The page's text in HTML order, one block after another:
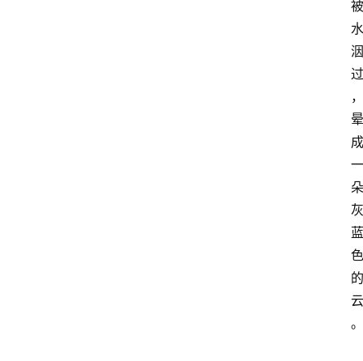
被
水
洇
过
，
晕
成
一
朵
灰
蓝
色
的
云
。